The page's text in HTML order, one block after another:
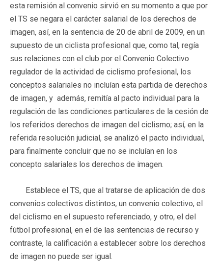
esta remisión al convenio sirvió en su momento a que por
el TS se negara el carácter salarial de los derechos de
imagen, así, en la sentencia de 20 de abril de 2009, en un
supuesto de un ciclista profesional que, como tal, regía
sus relaciones con el club por el Convenio Colectivo
regulador de la actividad de ciclismo profesional, los
conceptos salariales no incluían esta partida de derechos
de imagen, y además, remitía al pacto individual para la
regulación de las condiciones particulares de la cesión de
los referidos derechos de imagen del ciclismo; así, en la
referida resolución judicial, se analizó el pacto individual,
para finalmente concluir que no se incluían en los
concepto salariales los derechos de imagen.
Establece el TS, que al tratarse de aplicación de dos
convenios colectivos distintos, un convenio colectivo, el
del ciclismo en el supuesto referenciado, y otro, el del
fútbol profesional, en el de las sentencias de recurso y
contraste, la calificación a establecer sobre los derechos
de imagen no puede ser igual.